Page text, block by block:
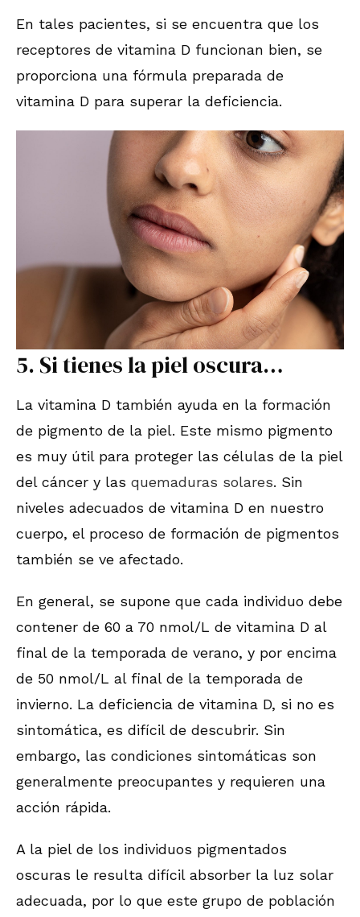
En tales pacientes, si se encuentra que los
receptores de vitamina D funcionan bien, se
proporciona una fórmula preparada de
vitamina D para superar la deficiencia.
5. Si tienes la piel oscura…
La vitamina D también ayuda en la formación
de pigmento de la piel. Este mismo pigmento
es muy útil para proteger las células de la piel
del cáncer y las quemaduras solares. Sin
niveles adecuados de vitamina D en nuestro
cuerpo, el proceso de formación de pigmentos
también se ve afectado.
En general, se supone que cada individuo debe
contener de 60 a 70 nmol/L de vitamina D al
final de la temporada de verano, y por encima
de 50 nmol/L al final de la temporada de
invierno. La deficiencia de vitamina D, si no es
sintomática, es difícil de descubrir. Sin
embargo, las condiciones sintomáticas son
generalmente preocupantes y requieren una
acción rápida.
A la piel de los individuos pigmentados
oscuras le resulta difícil absorber la luz solar
adecuada, por lo que este grupo de población